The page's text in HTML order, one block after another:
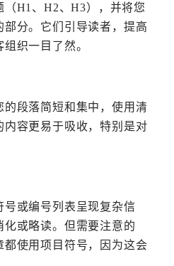
H1、H2、H3），并将您
分。它们引导读者，提高
织一目了然。
段落简短和集中，使用清
内容更易于吸收，特别是对
号或编号列表呈现复杂信
或略读。但需要注意的
都使用项目符号，因为这会